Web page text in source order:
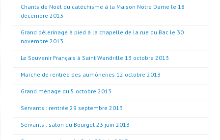
Chants de Noël du catéchisme à la Maison Notre Dame le 18
décembre 2013
Grand pèlerinage à pied à la chapelle de la rue du Bac le 30
novembre 2013
Le Souvenir Français à Saint Wandrille 13 octobre 2013
Marche de rentrée des aumôneries 12 octobre 2013
Grand ménage du 5 octobre 2013
Servants : rentrée 29 septembre 2013
Servants : salon du Bourget 23 juin 2013